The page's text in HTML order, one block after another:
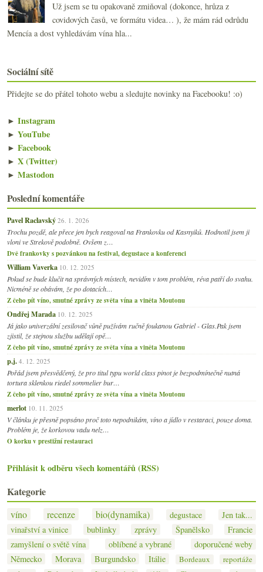
Už jsem se tu opakovaně zmiňoval (dokonce, hrůza z
covidových časů, ve formátu videa… ), že mám rád odrůdu
Mencía a dost vyhledávám vína hla...
Sociální sítě
Přidejte se do přátel tohoto webu a sledujte novinky na Facebooku! :o)
► Instagram
► YouTube
► Facebook
► X (Twitter)
► Mastodon
Poslední komentáře
Pavel Raclavský 26. 1. 2026
Trochu pozdě, ale přece jen bych reagoval na Frankovku od Kasnyiků. Hodnotil jsem ji
vloni ve Strekově podobně. Ovšem z…
Dvě frankovky s pozvánkou na festival, degustace a konferenci
William Vaverka 10. 12. 2025
Pokud se bude klučit na správných místech, nevidím v tom problém, réva patří do svahu.
Nicméně se obávám, že po dotacích…
Z čeho pít víno, smutné zprávy ze světa vína a viněta Moutonu
Ondřej Marada 10. 12. 2025
Já jako univerzální zesilovač vůně pužívám ručně foukanou Gabriel - Glas.Pak jsem
zjistil, že stejnou službu udělají opě…
Z čeho pít víno, smutné zprávy ze světa vína a viněta Moutonu
p.j. 4. 12. 2025
Pořád jsem přesvědčený, že pro titul typu world class pinot je bezpodmínečně nutná
tortura sklenkou riedel sommelier bur…
Z čeho pít víno, smutné zprávy ze světa vína a viněta Moutonu
merlot 10. 11. 2025
V článku je přesně popsáno proč toto nepodnikám, víno a jídlo v restaraci, pouze doma.
Problém je, že korkovou vadu nelz…
O korku v prestižní restauraci
Přihlásit k odběru všech komentářů (RSS)
Kategorie
víno recenze bio(dynamika) degustace
Jen tak...
vinařství a vinice
bublinky zprávy Španělsko
Francie
zamyšlení o světě vína
oblíbené a vybrané
doporučené weby
Německo
Morava Burgundsko Itálie Bordeaux
reportáže